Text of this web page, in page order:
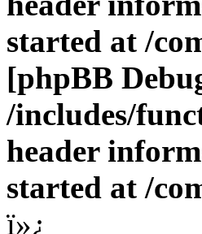
started at /
[phpBB
/includes/
header
started at /
ï»¿